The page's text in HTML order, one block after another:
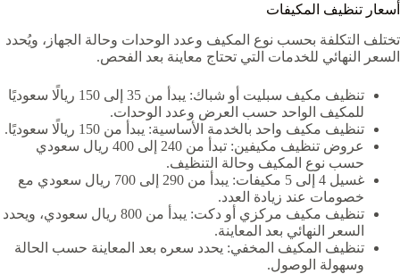
أسعار تنظيف المكيفات
تختلف التكلفة بحسب نوع المكيف وعدد الوحدات وحالة الجهاز، ويُحدد
السعر النهائي للخدمات التي تحتاج معاينة بعد الفحص.
تنظيف مكيف سبليت أو شباك: يبدأ من 35 إلى 150 ريالًا سعوديًا
للمكيف الواحد حسب العرض وعدد الوحدات.
تنظيف مكيف واحد بالخدمة الأساسية: يبدأ من 150 ريالًا سعوديًا.
عروض تنظيف مكيفين: تبدأ من 240 إلى 400 ريال سعودي
حسب نوع المكيف وحالة التنظيف.
غسيل 4 إلى 5 مكيفات: يبدأ من 290 إلى 700 ريال سعودي مع
خصومات عند زيادة العدد.
تنظيف مكيف مركزي أو دكت: يبدأ من 800 ريال سعودي، ويحدد
السعر النهائي بعد المعاينة.
تنظيف المكيف المخفي: يحدد سعره بعد المعاينة حسب الحالة
وسهولة الوصول.